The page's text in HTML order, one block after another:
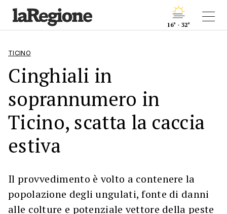
16° - 32°
TICINO
Cinghiali in
soprannumero in
Ticino, scatta la caccia
estiva
Il provvedimento è volto a contenere la
popolazione degli ungulati, fonte di danni
alle colture e potenziale vettore della peste